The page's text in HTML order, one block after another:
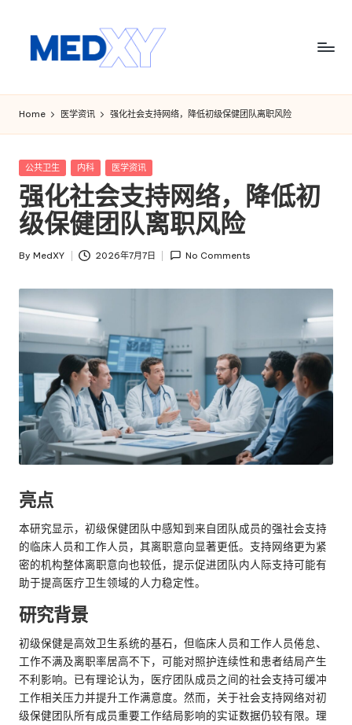
M
e
d
x
y
A
I
Home 医学资讯 强化社会支持网络，降低初级保健团队离职风险
Posted
公共卫生 内科 医学资讯
强化社会支持网络，降低初
级保健团队离职风险
Posted
By MedXY 2026年7月7日 No Comments
亮点
本研究显示，初级保健团队中感知到来自团队成员的强社会支持
的临床人员和工作人员，其离职意向显著更低。支持网络更为紧
密的机构整体离职意向也较低，提示促进团队内人际支持可能有
助于提高医疗卫生领域的人力稳定性。
研究背景
初级保健是高效卫生系统的基石，但临床人员和工作人员倦怠、
工作不满及离职率居高不下，可能对照护连续性和患者结局产生
不利影响。已有理论认为，医疗团队成员之间的社会支持可缓冲
工作相关压力并提升工作满意度。然而，关于社会支持网络对初
级保健团队所有成员重要工作结局影响的实证数据仍较有限。理